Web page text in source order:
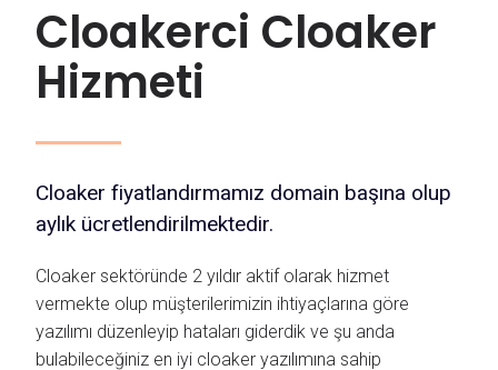
Cloakerci Cloaker
Hizmeti
Cloaker fiyatlandırmamız domain başına olup
aylık ücretlendirilmektedir.
Cloaker sektöründe 2 yıldır aktif olarak hizmet
vermekte olup müşterilerimizin ihtiyaçlarına göre
yazılımı düzenleyip hataları giderdik ve şu anda
bulabileceğiniz en iyi cloaker yazılımına sahip